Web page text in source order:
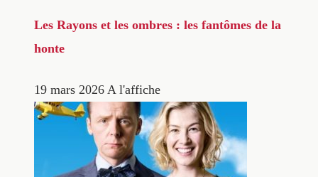
Les Rayons et les ombres : les fantômes de la
honte
19 mars 2026 A l'affiche